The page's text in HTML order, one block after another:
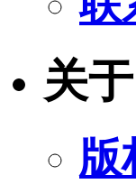
关
版